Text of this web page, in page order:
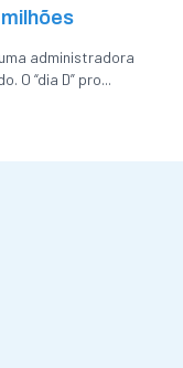
administradora
O “dia D” pro...